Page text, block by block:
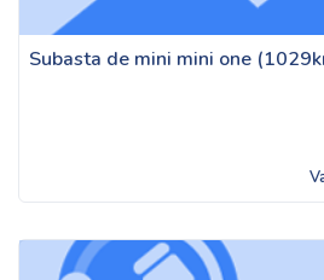
Subasta de mini mini one